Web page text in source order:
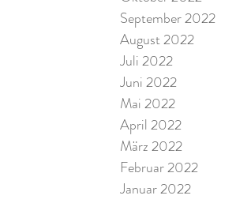
September 2022
August 2022
Juli 2022
Juni 2022
Mai 2022
April 2022
März 2022
Februar 2022
Januar 2022